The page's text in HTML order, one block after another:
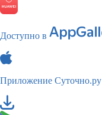
Доступно в
Приложение Суточно.ру